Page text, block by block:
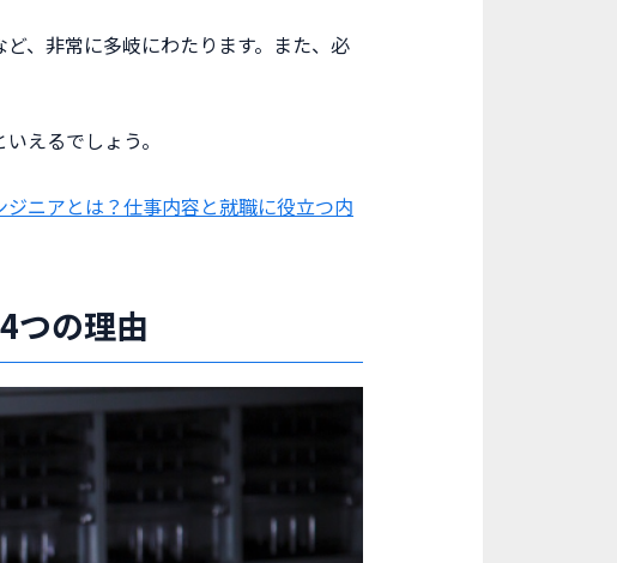
、非常に多岐にわたります。また、必
えるでしょう。
ニアとは？仕事内容と就職に役立つ内
つの理由